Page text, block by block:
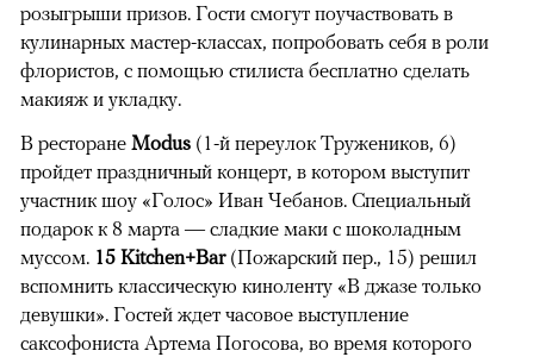
розыгрыши призов. Гости смогут поучаствовать в
кулинарных мастер-классах, попробовать себя в роли
флористов, с помощью стилиста бесплатно сделать
макияж и укладку.
В ресторане Modus (1-й переулок Тружеников, 6)
пройдет праздничный концерт, в котором выступит
участник шоу «Голос» Иван Чебанов. Специальный
подарок к 8 марта — сладкие маки с шоколадным
муссом. 15 Kitchen+Bar(Пожарский пер., 15) решил
вспомнить классическую киноленту «В джазе только
девушки». Гостей ждет часовое выступление
саксофониста Артема Погосова, во время которого